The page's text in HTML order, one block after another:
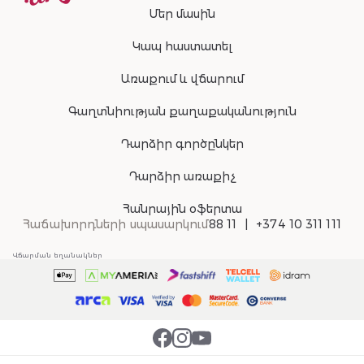
Մեր մասին
Կապ հաստատել
Առաքում և վճարում
Գաղտնիության քաղաքականություն
Դարձիր գործընկեր
Դարձիր առաքիչ
Հանրային օֆերտա
Հաճախորդների սպասարկում88 11 +374 10 311 111
Վճարման եղանակներ